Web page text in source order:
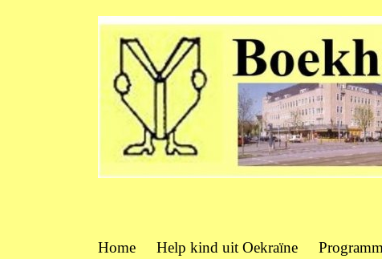
Home Help kind uit Oekraïne